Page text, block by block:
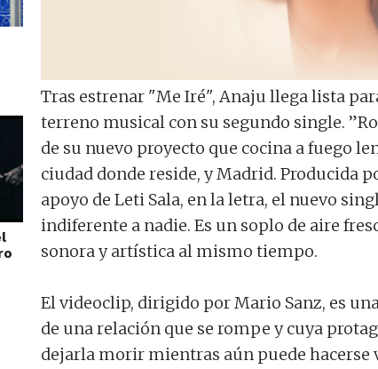
Tras estrenar "Me Iré", Anaju llega lista
terreno musical con su segundo single.
de su nuevo proyecto que cocina a fuego
ciudad donde reside, y Madrid. Producida
apoyo de Leti Sala, en la letra, el nuevo
indiferente a nadie. Es un soplo de aire
sonora y artística al mismo tiempo.
El videoclip, dirigido por Mario Sanz, es
de una relación que se rompe y cuya
dejarla morir mientras aún puede hacerse